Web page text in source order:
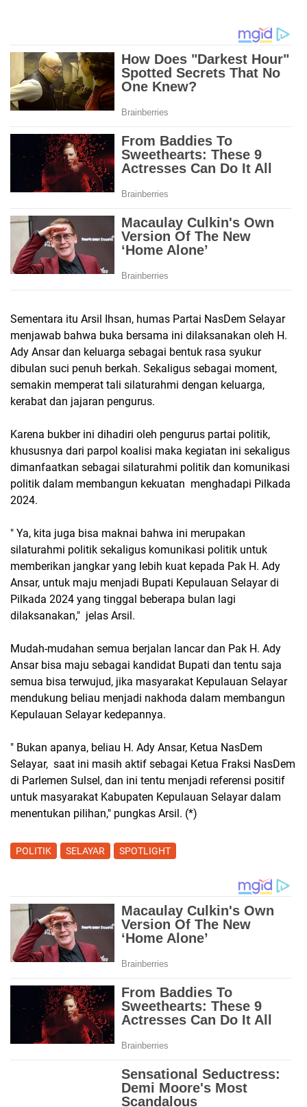
Sementara itu Arsil Ihsan, humas Partai NasDem Selayar
menjawab bahwa buka bersama ini dilaksanakan oleh H.
Ady Ansar dan keluarga sebagai bentuk rasa syukur
dibulan suci penuh berkah. Sekaligus sebagai moment,
semakin memperat tali silaturahmi dengan keluarga,
kerabat dan jajaran pengurus.
Karena bukber ini dihadiri oleh pengurus partai politik,
khususnya dari parpol koalisi maka kegiatan ini sekaligus
dimanfaatkan sebagai silaturahmi politik dan komunikasi
politik dalam membangun kekuatan menghadapi Pilkada
2024.
" Ya, kita juga bisa maknai bahwa ini merupakan
silaturahmi politik sekaligus komunikasi politik untuk
memberikan jangkar yang lebih kuat kepada Pak H. Ady
Ansar, untuk maju menjadi Bupati Kepulauan Selayar di
Pilkada 2024 yang tinggal beberapa bulan lagi
dilaksanakan," jelas Arsil.
Mudah-mudahan semua berjalan lancar dan Pak H. Ady
Ansar bisa maju sebagai kandidat Bupati dan tentu saja
semua bisa terwujud, jika masyarakat Kepulauan Selayar
mendukung beliau menjadi nakhoda dalam membangun
Kepulauan Selayar kedepannya.
" Bukan apanya, beliau H. Ady Ansar, Ketua NasDem
Selayar, saat ini masih aktif sebagai Ketua Fraksi NasDem
di Parlemen Sulsel, dan ini tentu menjadi referensi positif
untuk masyarakat Kabupaten Kepulauan Selayar dalam
menentukan pilihan," pungkas Arsil. (*)
POLITIK SELAYAR SPOTLIGHT